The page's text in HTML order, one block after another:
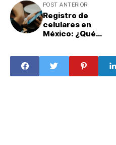
POST ANTERIOR
Registro de
celulares en
México: ¿Qué
apps bancarias si
no registras tu
línea?